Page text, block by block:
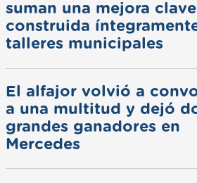
suman una mejora clave
construida
talleres municipales
El alfajor volvió a
a una multitud y dejó
grandes ganadores en
Mercedes